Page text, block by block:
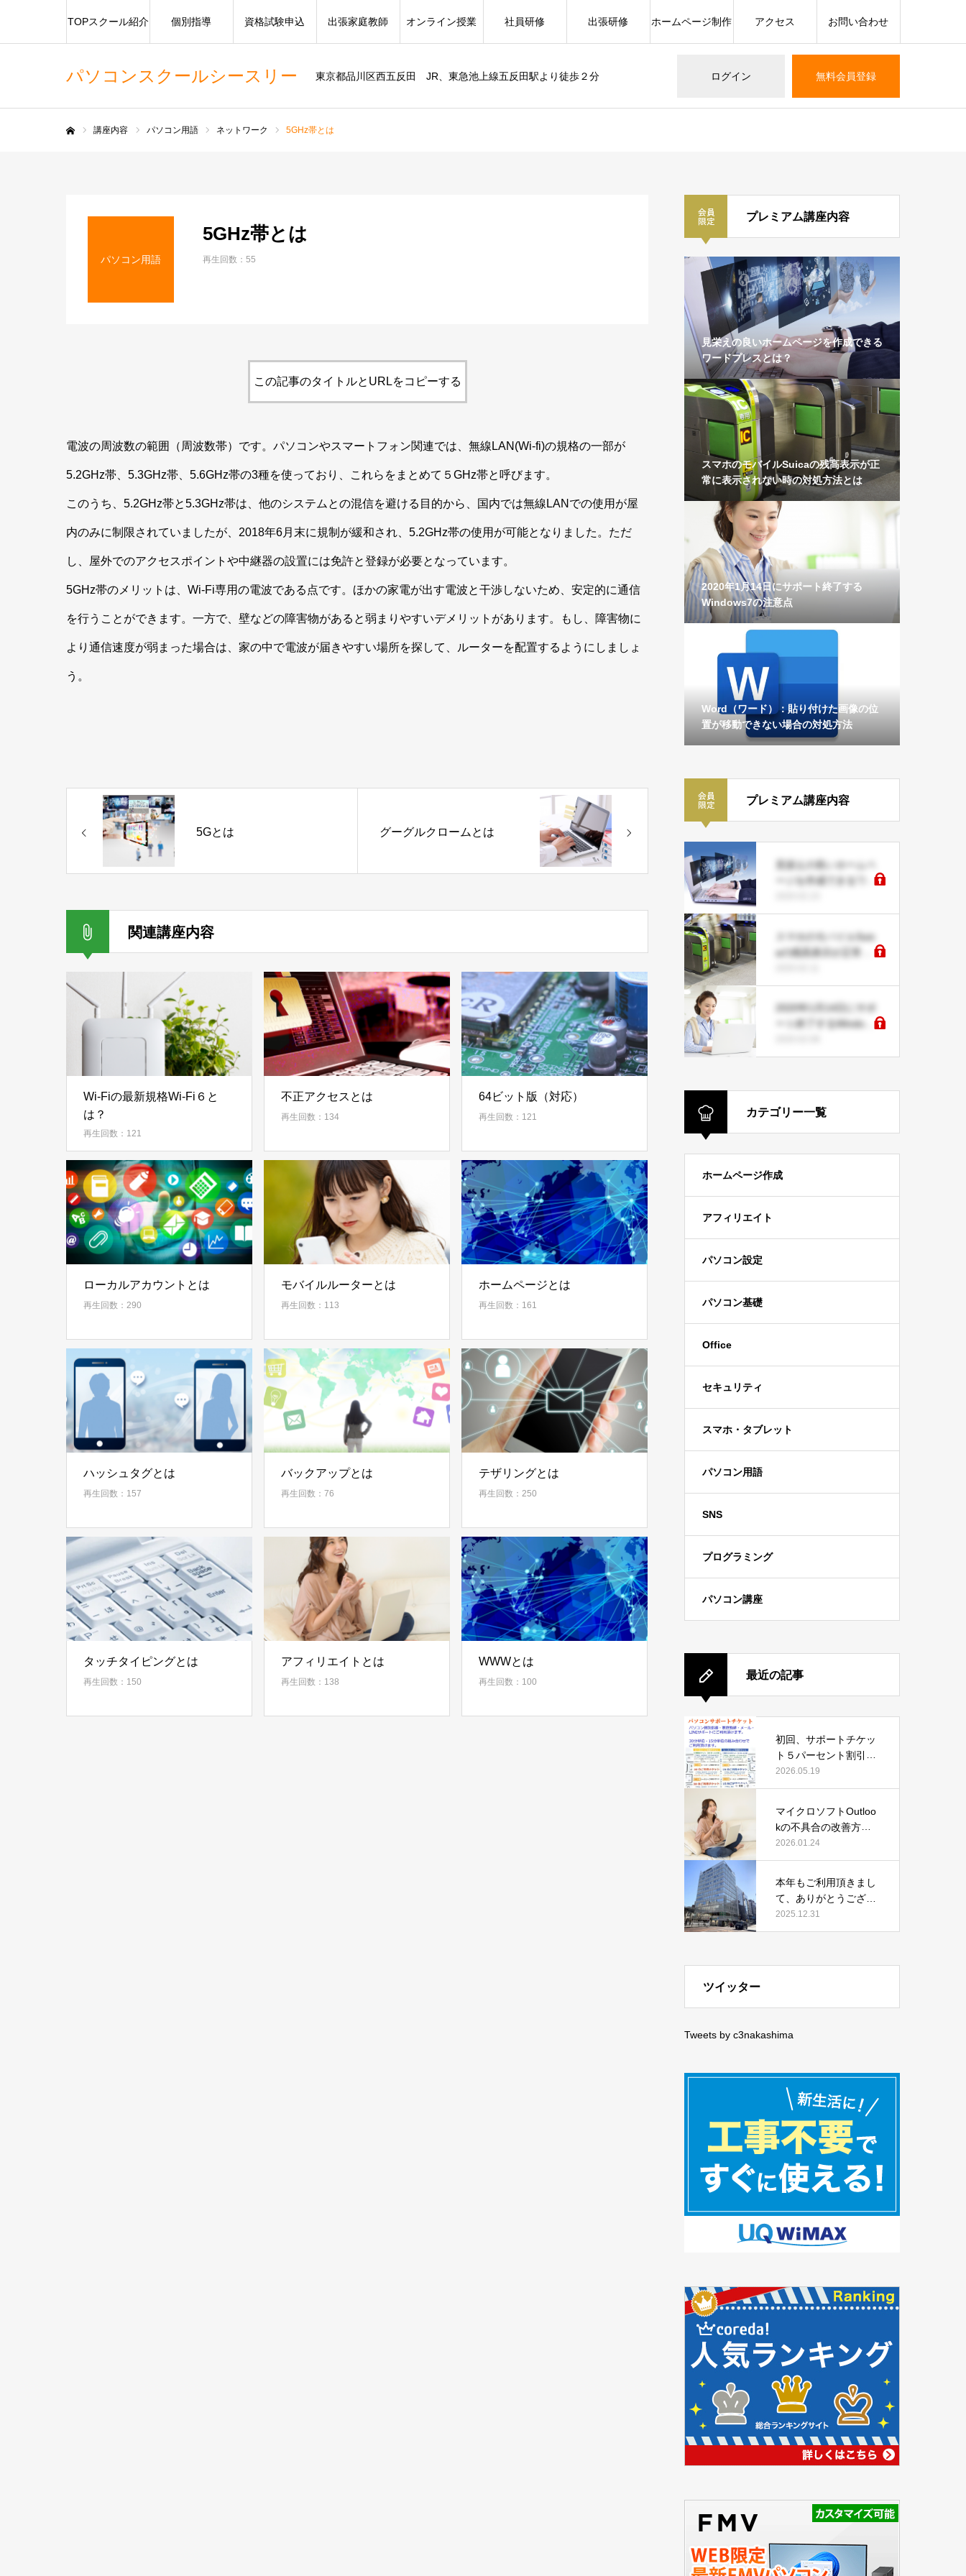
パソコンスクールシースリー 東京都品川区西五反田 JR、東急池上線五反田駅より徒歩２分 ログイン 無料会員登録
TOPスクール紹介 個別指導 資格試験申込 出張家庭教師 オンライン授業 社員研修 出張研修 ホームページ制作 アクセス お問い合わせ
講座内容 パソコン用語 ネットワーク 5GHz帯とは
パソコン用語
5GHz帯とは
再生回数：55
この記事のタイトルとURLをコピーする
電波の周波数の範囲（周波数帯）です。パソコンやスマートフォン関連では、無線LAN(Wi-fi)の規格の一部が
5.2GHz帯、5.3GHz帯、5.6GHz帯の3種を使っており、これらをまとめて５GHz帯と呼びます。
このうち、5.2GHz帯と5.3GHz帯は、他のシステムとの混信を避ける目的から、国内では無線LANでの使用が屋
内のみに制限されていましたが、2018年6月末に規制が緩和され、5.2GHz帯の使用が可能となりました。ただ
し、屋外でのアクセスポイントや中継器の設置には免許と登録が必要となっています。
5GHz帯のメリットは、Wi-Fi専用の電波である点です。ほかの家電が出す電波と干渉しないため、安定的に通信
を行うことができます。一方で、壁などの障害物があると弱まりやすいデメリットがあります。もし、障害物に
より通信速度が弱まった場合は、家の中で電波が届きやすい場所を探して、ルーターを配置するようにしましょ
う。
5Gとは グーグルクロームとは
関連講座内容
Wi-Fiの最新規格Wi-Fi６と
は？
再生回数：121
不正アクセスとは
再生回数：134
64ビット版（対応）
再生回数：121
ローカルアカウントとは
再生回数：290
モバイルルーターとは
再生回数：113
ホームページとは
再生回数：161
ハッシュタグとは
再生回数：157
バックアップとは
再生回数：76
テザリングとは
再生回数：250
タッチタイピングとは
再生回数：150
アフィリエイトとは
再生回数：138
WWWとは
再生回数：100
プレミアム講座内容
見栄えの良いホームページを作成できる
ワードプレスとは？
スマホのモバイルSuicaの残高表示が正
常に表示されない時の対処方法とは
2020年1月14日にサポート終了する
Windows7の注意点
Word（ワード）：貼り付けた画像の位
置が移動できない場合の対処方法
プレミアム講座内容
見栄えの良いホームペ
ージを作成できるワー
スマホのモバイルSuic
aの残高表示が正常に
方法とは
2020年1月14日にサポ
ート終了するWindows
カテゴリー一覧
ホームページ作成
アフィリエイト
パソコン設定
パソコン基礎
Office
セキュリティ
スマホ・タブレット
パソコン用語
SNS
プログラミング
パソコン講座
最近の記事
初回、サポートチケッ
ト５パーセント割引キ
ャンペーン中
2026.05.19
マイクロソフトOutloo
kの不具合の改善方法
（2026年1月24日時
点）
2026.01.24
本年もご利用頂きまし
て、ありがとうござい
ました
2025.12.31
ツイッター
Tweets by c3nakashima